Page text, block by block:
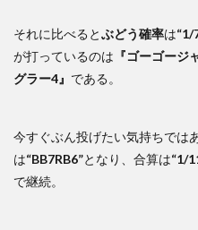
それに比べるとぶどう確率は“1/
が打っているのは 『ゴーゴージ
グラー4』 である。
今すぐぶん投げたい気持ちでは
は“BB7RB6”となり、合算は“1/
で継続。